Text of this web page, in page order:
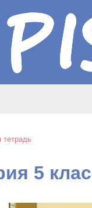
тетрадь
5